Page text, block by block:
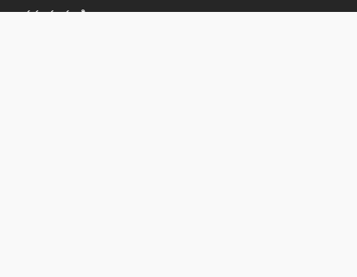
భాషను మార్చండి